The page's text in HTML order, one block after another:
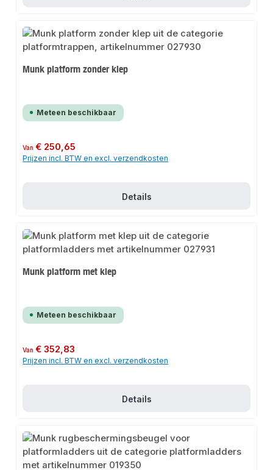
Munk platform zonder klep
Meteen beschikbaar
Normale prijs:
Van€ 250,65
Prijzen incl. BTW en excl. verzendkosten
Details
Munk platform met klep
Meteen beschikbaar
Normale prijs:
Van€ 352,83
Prijzen incl. BTW en excl. verzendkosten
Details